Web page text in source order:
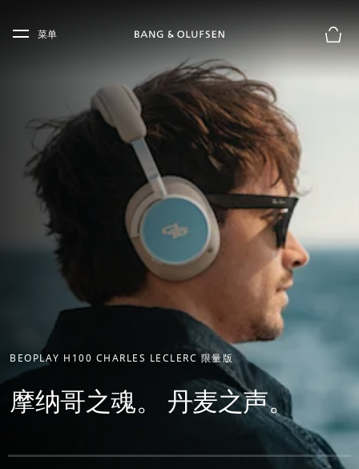
Skip to main footer
菜单
购物
BEOPLAY H100 CHARLES LECLERC 限量版
摩纳哥之魂。 丹麦之声。